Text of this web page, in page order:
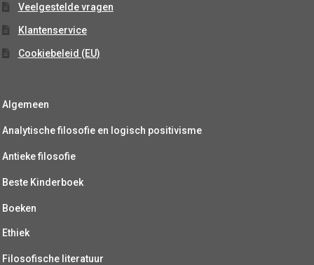
Veelgestelde vragen
Klantenservice
Cookiebeleid (EU)
Algemeen
Analytische filosofie en logisch positivisme
Antieke filosofie
Beste Kinderboek
Boeken
Ethiek
Filosofische literatuur